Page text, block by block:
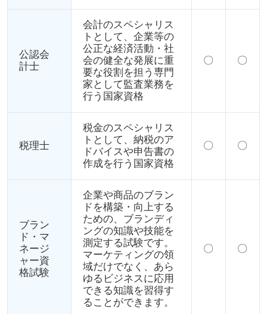
公認会
計士
会計のスペシャリス
トとして、企業等の
公正な経済活動・社
会の健全な発展に重
要な役割を担う専門
家として監査業務を
行う国家資格
〇 〇
税理士
税金のスペシャリス
トとして、納税のア
ドバイスや申告書の
作成を行う国家資格
〇 〇
ブラン
ド・マ
ネージ
ャー資
格試験
企業や商品のブラン
ドを構築・向上する
ための、ブランディ
ングの知識や技能を
測定する試験です。
マーケティングの領
域だけでなく、あら
ゆるビジネスに応用
できる知識を習得す
ることができます。
〇 〇